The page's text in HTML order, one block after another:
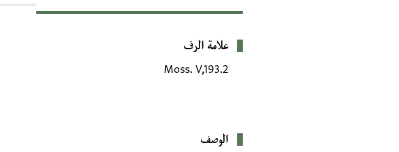
بيانات التعريف
علامة الرف
Moss. V,193.2
الوصف